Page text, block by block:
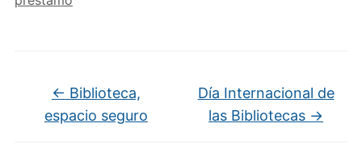
← Biblioteca,
espacio seguro
Día Internacional de
las Bibliotecas →